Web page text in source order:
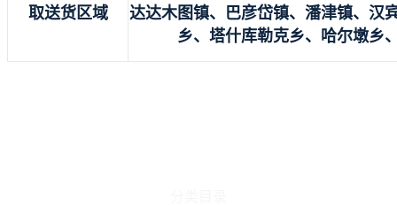
取送货区域
达达木图镇、巴彦岱镇、潘津镇、汉
乡、塔什库勒克乡、哈尔墩乡